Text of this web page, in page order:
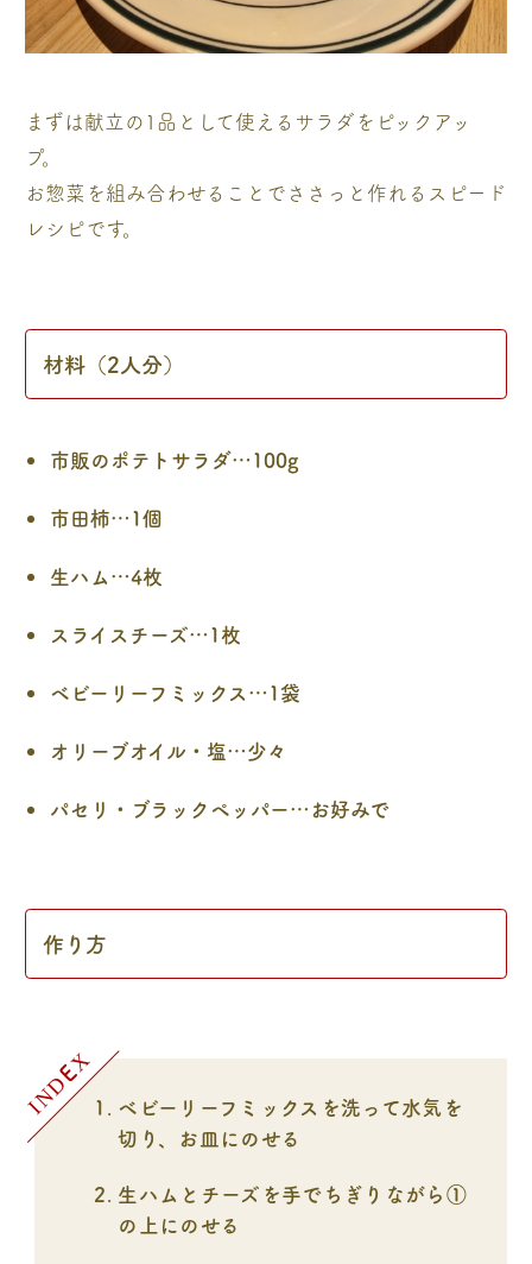
まずは献立の1品として使えるサラダをピックアッ
プ。
お惣菜を組み合わせることでささっと作れるスピード
レシピです。
材料（2人分）
市販のポテトサラダ…100g
市田柿…1個
生ハム…4枚
スライスチーズ…1枚
ベビーリーフミックス…1袋
オリーブオイル・塩…少々
パセリ・ブラックペッパー…お好みで
作り方
ベビーリーフミックスを洗って水気を
切り、お皿にのせる
生ハムとチーズを手でちぎりながら①
の上にのせる